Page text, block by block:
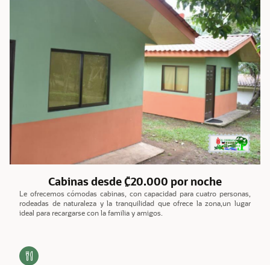
Cabinas desde ₡20.000 por noche
Le ofrecemos cómodas cabinas, con capacidad para cuatro personas,
rodeadas de naturaleza y la tranquilidad que ofrece la zona,un lugar
ideal para recargarse con la familia y amigos.